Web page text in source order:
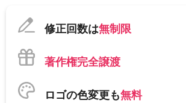
修正回数は無制限
著作権完全譲渡
ロゴの色変更も無料